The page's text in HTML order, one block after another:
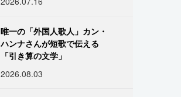
Русский
唯一の「外国人歌人」カン・
ハンナさんが短歌で伝える
「引き算の文学」
2026.08.03